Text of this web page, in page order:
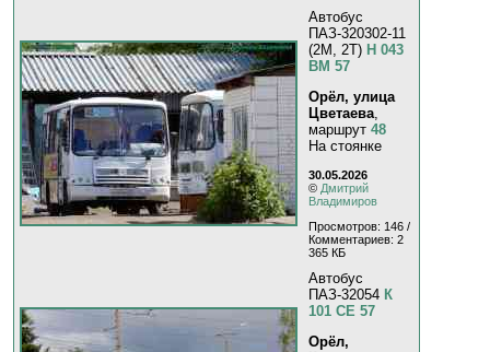
Автобус
ПАЗ-320302-11
(2M, 2T) Н 043
ВМ 57
Орёл, улица
Цветаева,
маршрут 48
На стоянке
30.05.2026
© Дмитрий
Владимиров
Просмотров: 146 /
Комментариев: 2
365 КБ
Автобус
ПАЗ-32054 К
101 СЕ 57
Орёл,